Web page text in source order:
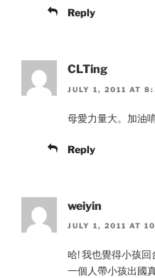
Reply
CLTing
JULY 1, 2011 AT
母愛力量大。加油
Reply
weiyin
JULY 1, 2011 AT
哈! 我也覺得小孩
一個人帶小孩出國